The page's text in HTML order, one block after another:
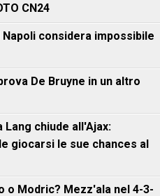
CN24
considera impossibile
De Bruyne in un altro
Lang chiude all'Ajax:
giocarsi le sue chances al
o Modric? Mezz'ala nel 4-3-